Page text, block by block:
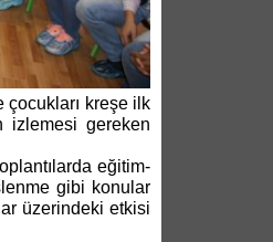
çocukları kreşe ilk
izlemesi gereken
eğitim-
gibi konular
üzerindeki etkisi